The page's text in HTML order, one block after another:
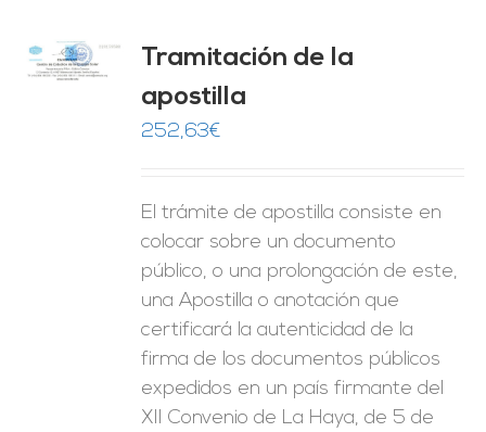
Tramitación de la
apostilla
252,63€
El trámite de apostilla consiste en
colocar sobre un documento
público, o una prolongación de este,
una Apostilla o anotación que
certificará la autenticidad de la
firma de los documentos públicos
expedidos en un país firmante del
XII Convenio de La Haya, de 5 de